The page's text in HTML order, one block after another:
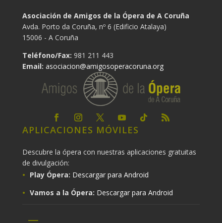
Asociación de Amigos de la Ópera de A Coruña
Avda. Porto da Coruña, nº 6 (Edificio Atalaya)
15006 - A Coruña
Teléfono/Fax: 981 211 443
Email: asociacion@amigosoperacoruna.org
APLICACIONES MÓVILES
Descubre la ópera con nuestras aplicaciones gratuitas
de divulgación:
Play Ópera: Descargar para Android
Vamos a la Ópera: Descargar para Android